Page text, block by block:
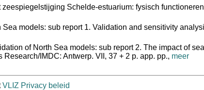
Schelde-estuarium: fysisch
Sea models: sub report 1. Validation and sensitivity
of North Sea models: sub report 2. The impact of
IMDC: Antwerp. VII, 37 + 2 p. app. pp., meer
VLIZ Privacy beleid